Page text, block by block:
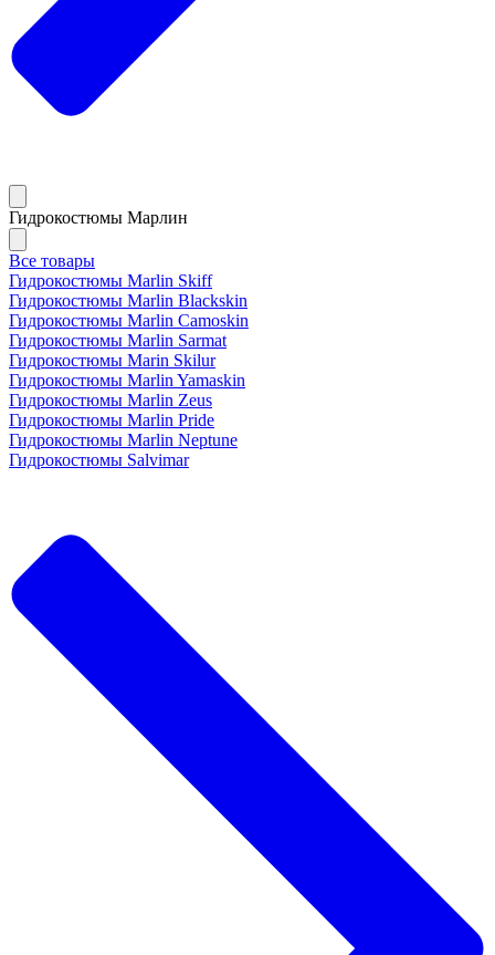
Гидрокостюмы Марлин
Все товары
Гидрокостюмы Marlin Skiff
Гидрокостюмы Marlin Blackskin
Гидрокостюмы Marlin Camoskin
Гидрокостюмы Marlin Sarmat
Гидрокостюмы Marin Skilur
Гидрокостюмы Marlin Yamaskin
Гидрокостюмы Marlin Zeus
Гидрокостюмы Marlin Pride
Гидрокостюмы Marlin Neptune
Гидрокостюмы Salvimar